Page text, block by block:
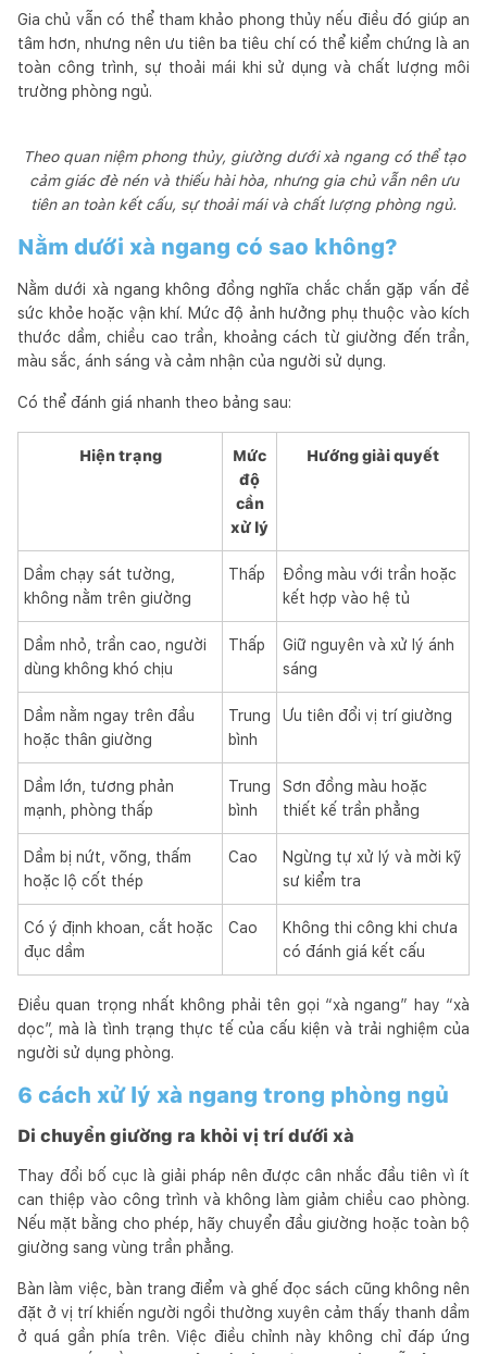
Gia chủ vẫn có thể tham khảo phong thủy nếu điều đó giúp an
tâm hơn, nhưng nên ưu tiên ba tiêu chí có thể kiểm chứng là an
toàn công trình, sự thoải mái khi sử dụng và chất lượng môi
trường phòng ngủ.
Theo quan niệm phong thủy, giường dưới xà ngang có thể tạo
cảm giác đè nén và thiếu hài hòa, nhưng gia chủ vẫn nên ưu
tiên an toàn kết cấu, sự thoải mái và chất lượng phòng ngủ.
Nằm dưới xà ngang có sao không?
Nằm dưới xà ngang không đồng nghĩa chắc chắn gặp vấn đề
sức khỏe hoặc vận khí. Mức độ ảnh hưởng phụ thuộc vào kích
thước dầm, chiều cao trần, khoảng cách từ giường đến trần,
màu sắc, ánh sáng và cảm nhận của người sử dụng.
Có thể đánh giá nhanh theo bảng sau:
Hiện trạng
Mức
độ
cần
xử lý
Hướng giải quyết
Dầm chạy sát tường,
không nằm trên giường
Thấp
Đồng màu với trần hoặc
kết hợp vào hệ tủ
Dầm nhỏ, trần cao, người
dùng không khó chịu
Thấp
Giữ nguyên và xử lý ánh
sáng
Dầm nằm ngay trên đầu
hoặc thân giường
Trung
bình
Ưu tiên đổi vị trí giường
Dầm lớn, tương phản
mạnh, phòng thấp
Trung
bình
Sơn đồng màu hoặc
thiết kế trần phẳng
Dầm bị nứt, võng, thấm
hoặc lộ cốt thép
Cao
Ngừng tự xử lý và mời kỹ
sư kiểm tra
Có ý định khoan, cắt hoặc
đục dầm
Cao
Không thi công khi chưa
có đánh giá kết cấu
Điều quan trọng nhất không phải tên gọi “xà ngang” hay “xà
dọc”, mà là tình trạng thực tế của cấu kiện và trải nghiệm của
người sử dụng phòng.
6 cách xử lý xà ngang trong phòng ngủ
Di chuyển giường ra khỏi vị trí dưới xà
Thay đổi bố cục là giải pháp nên được cân nhắc đầu tiên vì ít
can thiệp vào công trình và không làm giảm chiều cao phòng.
Nếu mặt bằng cho phép, hãy chuyển đầu giường hoặc toàn bộ
giường sang vùng trần phẳng.
Bàn làm việc, bàn trang điểm và ghế đọc sách cũng không nên
đặt ở vị trí khiến người ngồi thường xuyên cảm thấy thanh dầm
ở quá gần phía trên. Việc điều chỉnh này không chỉ đáp ứng